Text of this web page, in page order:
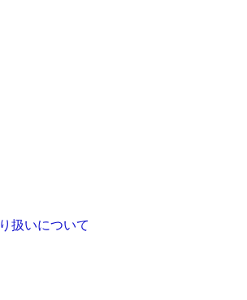
扱いについて